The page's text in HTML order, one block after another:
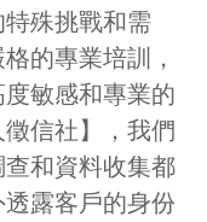
殊挑戰和需
的專業培訓，
敏感和專業的
信社】，我們
和資料收集都
露客戶的身份